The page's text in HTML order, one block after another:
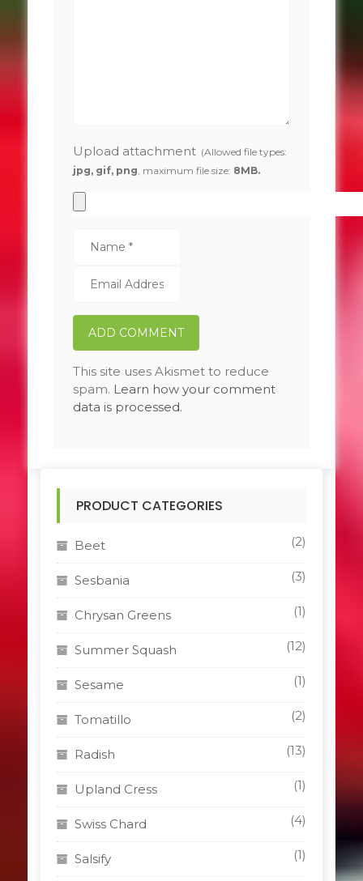
Upload attachment(Allowed file types:
jpg, gif, png, maximum file size: 8MB.
This site uses Akismet to reduce
spam. Learn how your comment
data is processed.
PRODUCT CATEGORIES
Beet (2)
Sesbania (3)
Chrysan Greens (1)
Summer Squash (12)
Sesame (1)
Tomatillo (2)
Radish (13)
Upland Cress (1)
Swiss Chard (4)
Salsify (1)